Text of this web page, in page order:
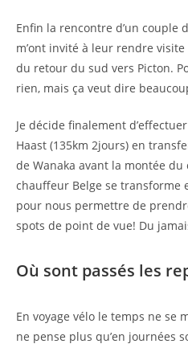
Enfin la rencontre d’un couple
m’ont invité à leur rendre
du retour du sud vers Picton.
rien, mais ça veut dire
Je décide finalement
Haast (135km 2jours) en
de Wanaka avant la montée du
chauffeur Belge se transforme
pour nous permettre de
spots de point de vue! Du
Où sont passés les
En voyage vélo le temps ne se
ne pense plus qu’en journées